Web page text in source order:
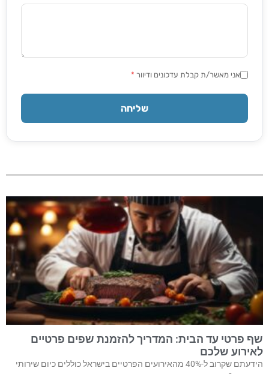
אני מאשר/ת קבלת עדכונים ודיוור *
שליחה
שף פרטי עד הבית: המדריך להזמנת שפים פרטיים
לאירוע שלכם
הידעתם שקרוב ל-40% מהאירועים הפרטיים בישראל כוללים כיום שירותי